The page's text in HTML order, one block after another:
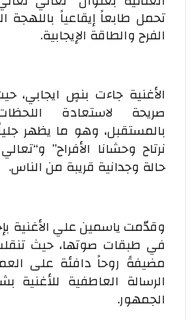
تحمل طابعاً إيقاعياً
الفرح والطاقة الإيجابية.
الأغنية جاءت بنصٍ ايجابي،
صريحة لاستعادة
بالمستقبل، وهو ما يظهر
نرتاح وحشانا الأفراح”
حالة وجدانية قريبة من الناس.
وقدّمت ياسمين علي
في طبقات صوتها، حيث
مضيفةً روحاً دافئة على
الرسالة العاطفية
الجمهور.